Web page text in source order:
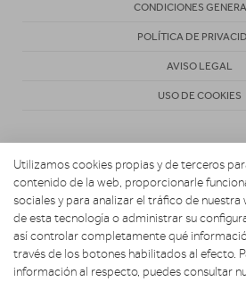
CONDICIONES
POLÍTICA DE
AVISO LEGAL
USO DE COOKIES
Copyright 2026.
Utilizamos cookies propias y de terceros
contenido de la web, proporcionarle
sociales y para analizar el tráfico de nuestra
de esta tecnología o administrar su
así controlar completamente qué
través de los botones habilitados al efecto.
información al respecto, puedes consultar